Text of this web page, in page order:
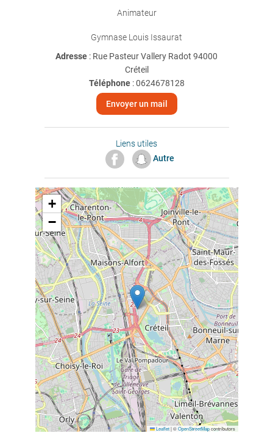
Animateur
Gymnase Louis Issaurat
Adresse : Rue Pasteur Vallery Radot 94000
Créteil
Téléphone:0624678128
Envoyer un mail
Liens utiles
Autre
+
−
Leaflet |©OpenStreetMapcontributors